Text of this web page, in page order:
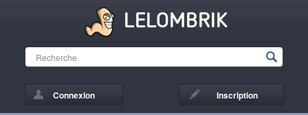
LELOMBRIK
Connexion Inscription